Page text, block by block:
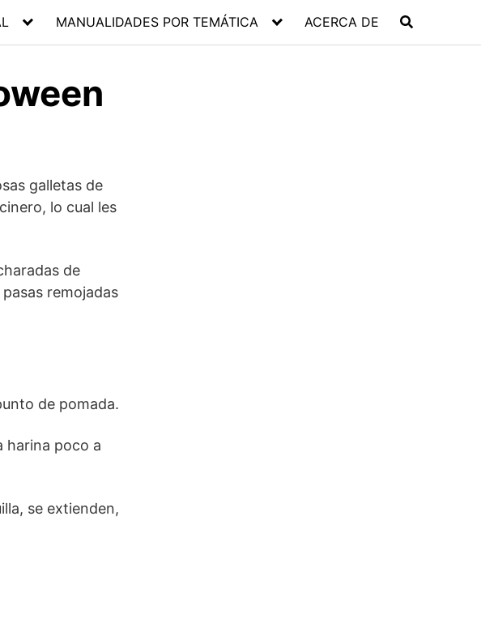
MANUALIDADES POR TEMÁTICA ACERCA DE
galletas de
lo cual les
de
remojadas
de pomada.
harina poco a
se extienden,